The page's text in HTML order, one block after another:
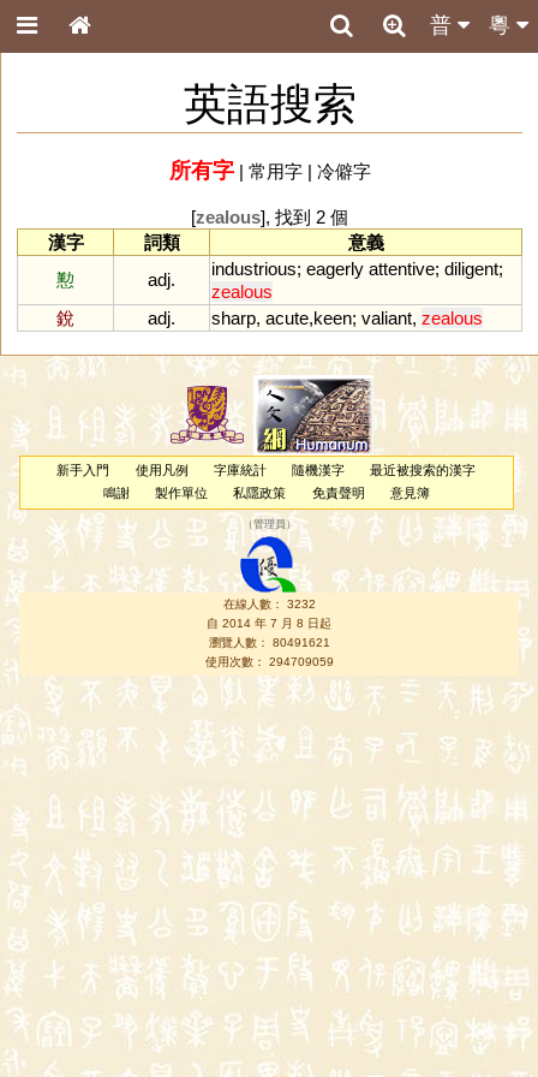
粵
普
英語搜索
所有字| 常用字| 冷僻字
[zealous], 找到 2 個
漢字
詞類
意義
懃
adj.
industrious; eagerly attentive; diligent;
zealous
銳
adj. sharp, acute,keen; valiant, zealous
新手入門 使用凡例 字庫統計 隨機漢字
最近被搜索的漢字
鳴謝
製作單位 私隱政策 免責聲明 意見簿
（管理員 ）
在線人數： 3232
自 2014 年 7 月 8 日起
瀏覽人數： 80491621
使用次數： 294709059